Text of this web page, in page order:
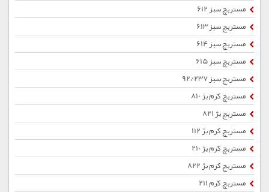
مستربچ سبز 612
مستربچ سبز 613
مستربچ سبز 614
مستربچ سبز 615
مستربچ سبز 92/237
مستربچ کرم بژ 810
مستربچ بژ 821
مستربچ کرم بژ 112
مستربچ کرم بژ 210
مستربچ کرم بژ 822
مستربچ کرم 211